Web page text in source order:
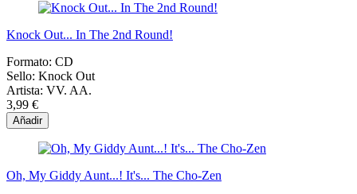
Knock Out... In The 2nd Round!
Formato: CD
Sello: Knock Out
Artista: VV. AA.
3,99 €
Añadir
Oh, My Giddy Aunt...! It's... The Cho-Zen